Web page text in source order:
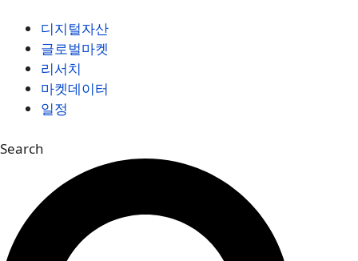
디지털자산
글로벌마켓
리서치
마켓데이터
일정
Search